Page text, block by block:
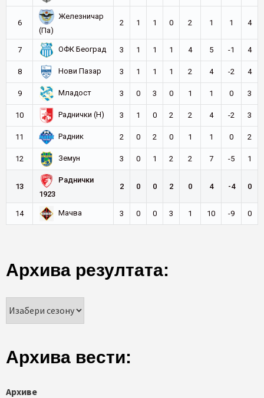
6
Железничар
(Па)
2 1 1 0 2 1 1 4
7 ОФК Београд 3 1 1 1 4 5 -1 4
8 Нови Пазар 3 1 1 1 2 4 -2 4
9 Младост 3 0 3 0 1 1 0 3
10 Раднички (Н) 3 1 0 2 2 4 -2 3
11 Радник 2 0 2 0 1 1 0 2
12 Земун 3 0 1 2 2 7 -5 1
13
Раднички
1923
2 0 0 2 0 4 -4 0
14 Мачва 3 0 0 3 1 10 -9 0
Архива резултата:
Архива вести:
Архиве